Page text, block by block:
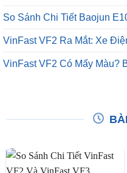
So Sánh Chi Tiết Baojun
VinFast VF2 Ra Mắt: Xe
VinFast VF2 Có Mấy Màu?